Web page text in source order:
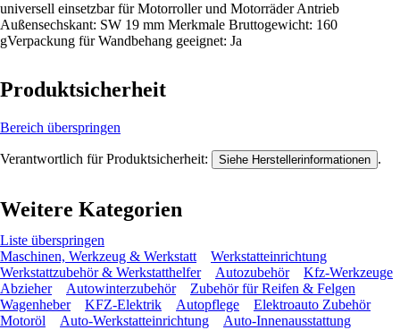
universell einsetzbar für Motorroller und Motorräder Antrieb
Außensechskant: SW 19 mm Merkmale Bruttogewicht: 160
gVerpackung für Wandbehang geeignet: Ja
Produktsicherheit
Bereich überspringen
Verantwortlich für Produktsicherheit: Siehe Herstellerinformationen .
Weitere Kategorien
Liste überspringen
Maschinen, Werkzeug & Werkstatt
Werkstatteinrichtung
Werkstattzubehör & Werkstatthelfer
Autozubehör
Kfz-Werkzeuge
Abzieher
Autowinterzubehör
Zubehör für Reifen & Felgen
Wagenheber
KFZ-Elektrik Autopflege
Elektroauto Zubehör
Motoröl
Auto-Werkstatteinrichtung
Auto-Innenausstattung